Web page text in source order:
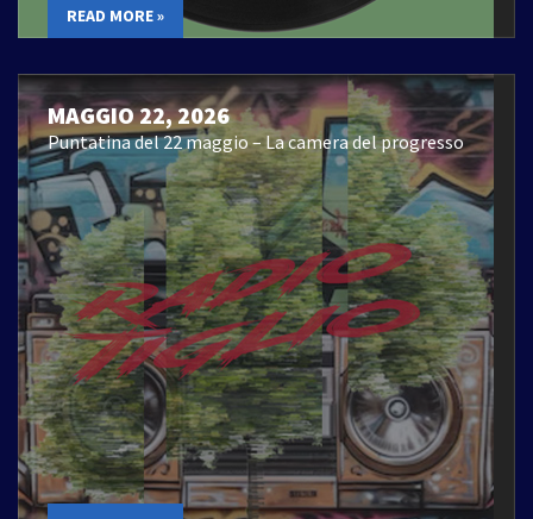
READ MORE »
MAGGIO 22, 2026
Puntatina del 22 maggio – La camera del progresso